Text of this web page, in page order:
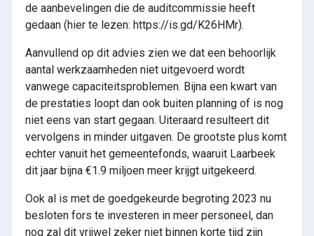
de aanbevelingen die de auditcommissie heeft
gedaan (hier te lezen: https://is.gd/K26HMr).
Aanvullend op dit advies zien we dat een behoorlijk
aantal werkzaamheden niet uitgevoerd wordt
vanwege capaciteitsproblemen. Bijna een kwart van
de prestaties loopt dan ook buiten planning of is nog
niet eens van start gegaan. Uiteraard resulteert dit
vervolgens in minder uitgaven. De grootste plus komt
echter vanuit het gemeentefonds, waaruit Laarbeek
dit jaar bijna €1.9 miljoen meer krijgt uitgekeerd.
Ook al is met de goedgekeurde begroting 2023 nu
besloten fors te investeren in meer personeel, dan
nog zal dit vrijwel zeker niet binnen korte tijd zijn